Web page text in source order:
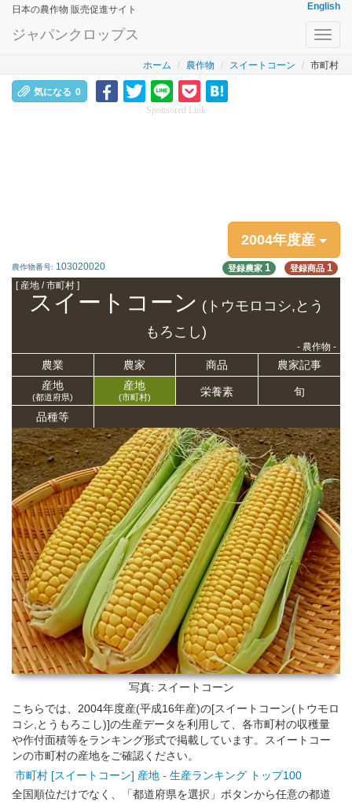
日本の農作物 販売促進サイト English
ジャパンクロップス
ホーム 農作物 スイートコーン 市町村
気になる 0
Sponsored Link
2004年度産
農作物番号: 103020020 登録農家 1 登録商品 1
[ 産地 / 市町村 ]
スイートコーン (トウモロコシ,とう
もろこし)
- 農作物 -
農業 農家 商品
農家記事
産地
(都道府県)
産地
(市町村) 栄養素 旬
品種等
写真: スイートコーン
こちらでは、2004年度産(平成16年産)の[スイートコーン(トウモロ
コシ,とうもろこし)]の生産データを利用して、各市町村の収穫量
や作付面積等をランキング形式で掲載しています。スイートコー
ンの市町村の産地をご確認ください。
市町村 [スイートコーン] 産地 - 生産ランキング トップ100
全国順位だけでなく、「都道府県を選択」ボタンから任意の都道